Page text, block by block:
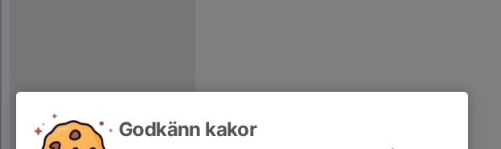
Godkänn kakor